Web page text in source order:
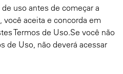
uso antes de começar a
você aceita e concorda em
Termos de Uso.Se você não
de Uso, não deverá acessar